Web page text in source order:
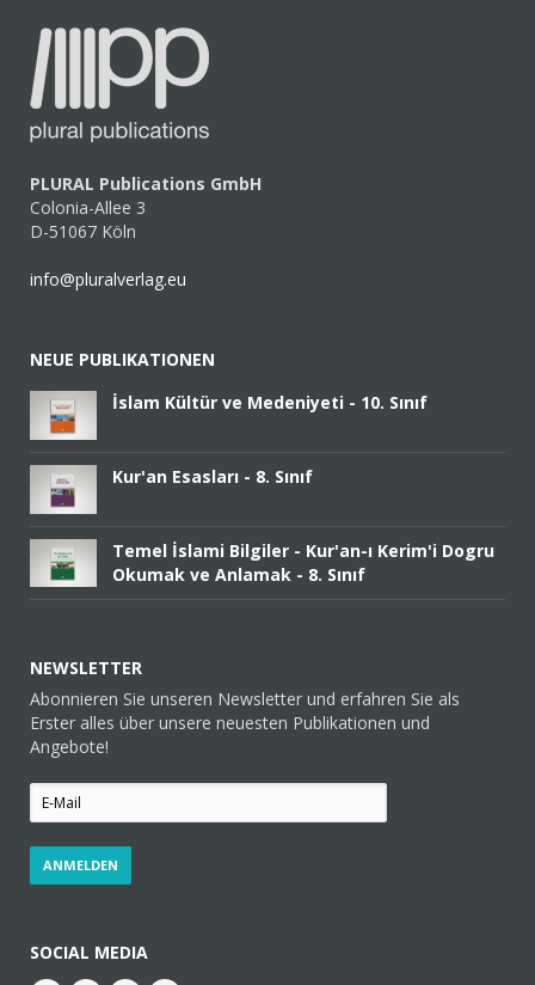
PLURAL Publications GmbH
Colonia-Allee 3
D-51067 Köln
info@pluralverlag.eu
NEUE PUBLIKATIONEN
İslam Kültür ve Medeniyeti - 10. Sınıf
Kur'an Esasları - 8. Sınıf
Temel İslami Bilgiler - Kur'an-ı Kerim'i Dogru
Okumak ve Anlamak - 8. Sınıf
NEWSLETTER
Abonnieren Sie unseren Newsletter und erfahren Sie als
Erster alles über unsere neuesten Publikationen und
Angebote!
SOCIAL MEDIA